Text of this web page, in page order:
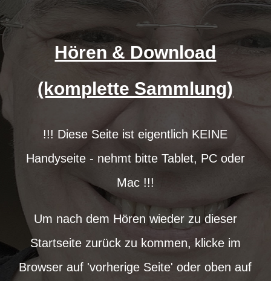
Hören & Download
(komplette Sammlung)
!!! Diese Seite ist eigentlich KEINE
Handyseite - nehmt bitte Tablet, PC oder
Mac !!!
Um nach dem Hören wieder zu dieser
Startseite zurück zu kommen, klicke im
Browser auf 'vorherige Seite' oder oben auf